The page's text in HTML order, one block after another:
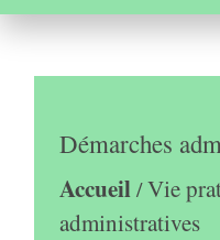
Démarches
Accueil/Vie
administratives